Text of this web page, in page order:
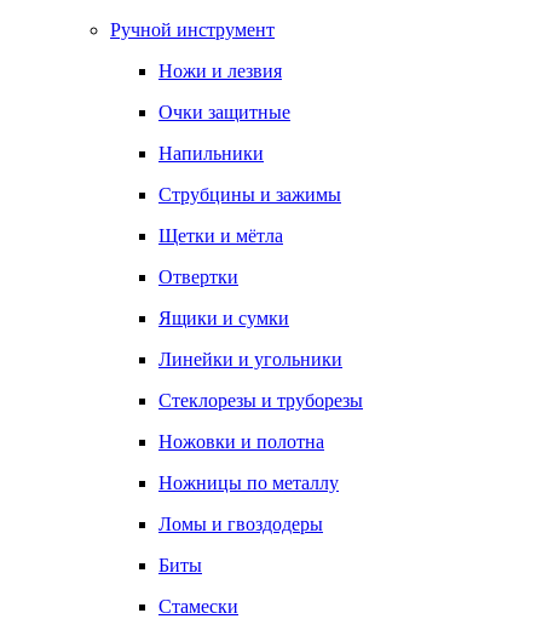
Ручной инструмент
Ножи и лезвия
Очки защитные
Напильники
Струбцины и зажимы
Щетки и мётла
Отвертки
Ящики и сумки
Линейки и угольники
Стеклорезы и труборезы
Ножовки и полотна
Ножницы по металлу
Ломы и гвоздодеры
Биты
Стамески